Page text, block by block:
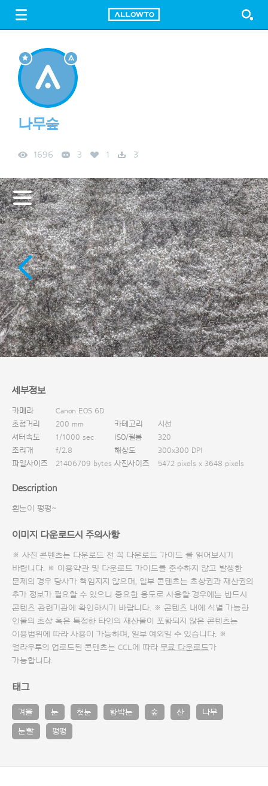
FREE DOWNLOAD
나무숲
1696 3 1 3
세부정보
카메라
Canon EOS 6D
초첨거리
200 mm 카테고리
시선
셔터속도
1/1000 sec ISO/필름
320
조리개
f/2.8 해상도
300x300 DPI
파일사이즈
21406709 bytes 사진사이즈 5472 pixels x 3648 pixels
Description
흰눈이 펑펑~
이미지 다운로드시 주의사항
※ 사진 콘텐츠는 다운로드 전 꼭 다운로드 가이드 를 읽어보시기
바랍니다. ※ 이용약관 및 다운로드 가이드를 준수하지 않고 발생한
문제의 경우 당사가 책임지지 않으며, 일부 콘텐츠는 초상권과 재산권의
추가 정보가 필요할 수 있으니 중요한 용도로 사용할 경우에는 반드시
콘텐츠 관련기관에 확인하시기 바랍니다. ※ 콘텐츠 내에 식별 가능한
인물의 초상 혹은 특정한 타인의 재산물이 포함되지 않은 콘텐츠는
이용범위에 따라 사용이 가능하며, 일부 예외일 수 있습니다. ※
얼라우투의 업로드된 콘텐츠는 CCL에 따라 무료 다운로드가
가능합니다.
태그
겨울 눈 첫눈 함박눈 숲 산 나무
눈빨 펑펑